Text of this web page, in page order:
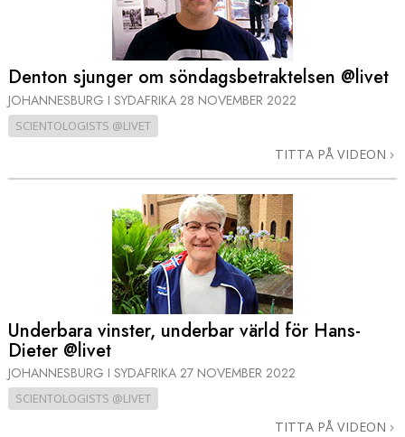
Denton sjunger om söndags­betraktelsen @livet
JOHANNESBURG I SYDAFRIKA 28 NOVEMBER 2022
SCIENTOLOGISTS @LIVET
TITTA PÅ VIDEON
Underbara vinster, underbar värld för Hans-
Dieter @livet
JOHANNESBURG I SYDAFRIKA 27 NOVEMBER 2022
SCIENTOLOGISTS @LIVET
TITTA PÅ VIDEON